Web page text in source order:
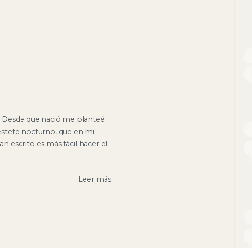
que nació me planteé
nocturno, que en mi
escrito es más fácil hacer el
Leer más